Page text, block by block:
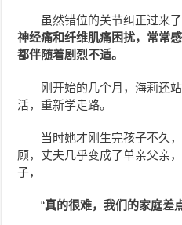
虽然错位的关节纠正过来
神经痛和纤维肌痛困扰，常常
都伴随着剧烈不适。
刚开始的几个月，海莉还
活，重新学走路。
当时她才刚生完孩子不久
顾，丈夫几乎变成了单亲父亲
子，
“真的很难，我们的家庭差